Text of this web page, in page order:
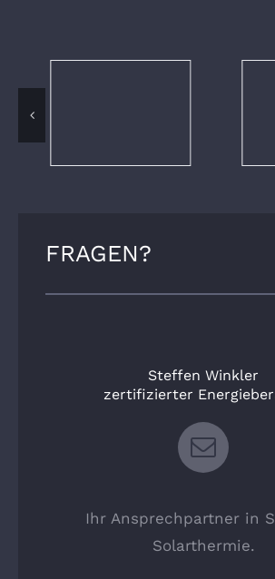
FRAGEN?
Steffen Winkler
zertifizierter
Ihr Ansprechpartner in
Solarthermie.